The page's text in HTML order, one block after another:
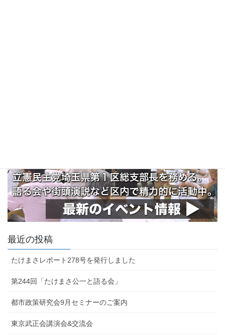
最近の投稿
たけまさレポート278号を発行しました
第244回「たけまさ公一と語る会」
都市政策研究会9月セミナーのご案内
東京武正会講演会&交流会